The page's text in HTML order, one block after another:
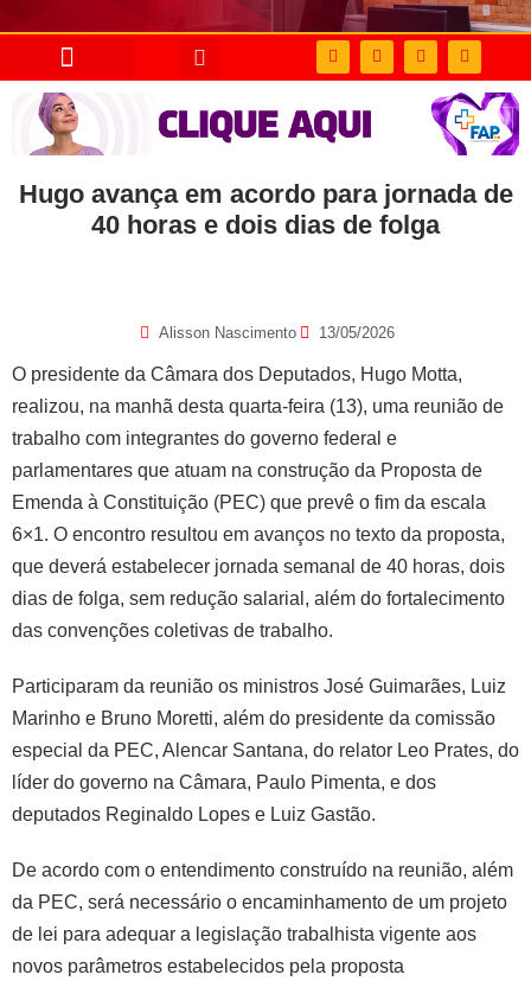
Hugo avança em acordo para jornada de
40 horas e dois dias de folga
Alisson Nascimento 13/05/2026
O presidente da Câmara dos Deputados, Hugo Motta,
realizou, na manhã desta quarta-feira (13), uma reunião de
trabalho com integrantes do governo federal e
parlamentares que atuam na construção da Proposta de
Emenda à Constituição (PEC) que prevê o fim da escala
6×1. O encontro resultou em avanços no texto da proposta,
que deverá estabelecer jornada semanal de 40 horas, dois
dias de folga, sem redução salarial, além do fortalecimento
das convenções coletivas de trabalho.
Participaram da reunião os ministros José Guimarães, Luiz
Marinho e Bruno Moretti, além do presidente da comissão
especial da PEC, Alencar Santana, do relator Leo Prates, do
líder do governo na Câmara, Paulo Pimenta, e dos
deputados Reginaldo Lopes e Luiz Gastão.
De acordo com o entendimento construído na reunião, além
da PEC, será necessário o encaminhamento de um projeto
de lei para adequar a legislação trabalhista vigente aos
novos parâmetros estabelecidos pela proposta